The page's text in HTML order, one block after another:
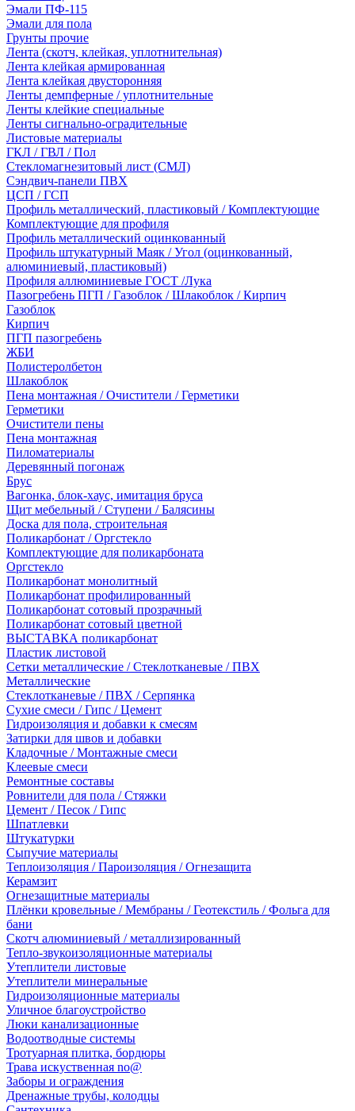
Эмали ПФ-115
Эмали для пола
Грунты прочие
Лента (скотч, клейкая, уплотнительная)
Лента клейкая армированная
Лента клейкая двусторонняя
Ленты демпферные / уплотнительные
Ленты клейкие специальные
Ленты сигнально-оградительные
Листовые материалы
ГКЛ / ГВЛ / Пол
Стекломагнезитовый лист (СМЛ)
Сэндвич-панели ПВХ
ЦСП / ГСП
Профиль металлический, пластиковый / Комплектующие
Комплектующие для профиля
Профиль металлический оцинкованный
Профиль штукатурный Маяк / Угол (оцинкованный,
алюминиевый, пластиковый)
Профиля аллюминиевые ГОСТ /Лука
Пазогребень ПГП / Газоблок / Шлакоблок / Кирпич
Газоблок
Кирпич
ПГП пазогребень
ЖБИ
Полистеролбетон
Шлакоблок
Пена монтажная / Очистители / Герметики
Герметики
Очистители пены
Пена монтажная
Пиломатериалы
Деревянный погонаж
Брус
Вагонка, блок-хаус, имитация бруса
Щит мебельный / Ступени / Балясины
Доска для пола, строительная
Поликарбонат / Оргстекло
Комплектующие для поликарбоната
Оргстекло
Поликарбонат монолитный
Поликарбонат профилированный
Поликарбонат сотовый прозрачный
Поликарбонат сотовый цветной
ВЫСТАВКА поликарбонат
Пластик листовой
Сетки металлические / Стеклотканевые / ПВХ
Металлические
Стеклотканевые / ПВХ / Серпянка
Сухие смеси / Гипс / Цемент
Гидроизоляция и добавки к смесям
Затирки для швов и добавки
Кладочные / Монтажные смеси
Клеевые смеси
Ремонтные составы
Ровнители для пола / Стяжки
Цемент / Песок / Гипс
Шпатлевки
Штукатурки
Сыпучие материалы
Теплоизоляция / Пароизоляция / Огнезащита
Керамзит
Огнезащитные материалы
Плёнки кровельные / Мембраны / Геотекстиль / Фольга для
бани
Скотч алюминиевый / металлизированный
Тепло-звукоизоляционные материалы
Утеплители листовые
Утеплители минеральные
Гидроизоляционные материалы
Уличное благоустройство
Люки канализационные
Водоотводные системы
Тротуарная плитка, бордюры
Трава искуственная no@
Заборы и ограждения
Дренажные трубы, колодцы